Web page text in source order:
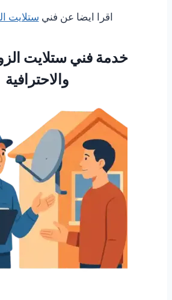
اقرا ايضا عن فنيستلايت
خدمة فني ستلايت
والاحترافية